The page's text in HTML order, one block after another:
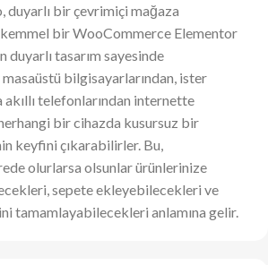
duyarlı bir çevrimiçi mağaza
bir WooCommerce Elementor
duyarlı tasarım sayesinde
bilgisayarlarından, ister
telefonlarından internette
bir cihazda kusursuz bir
keyfini çıkarabilirler. Bu,
olurlarsa olsunlar ürünlerinize
sepete ekleyebilecekleri ve
tamamlayabilecekleri anlamına gelir.